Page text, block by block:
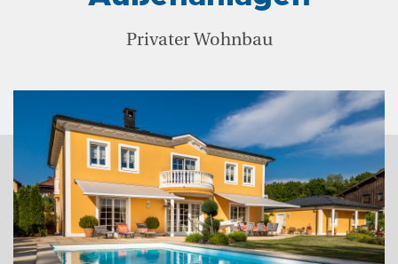
UNTERNEHMEN
REFERENZEN
KONTAKT
ADRESSE
Privater Wohnbau